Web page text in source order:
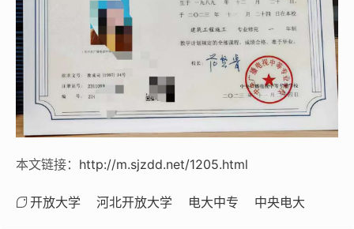
本文链接： http://m.sjzdd.net/1205.html
开放大学 河北开放大学 电大中专 中央电大